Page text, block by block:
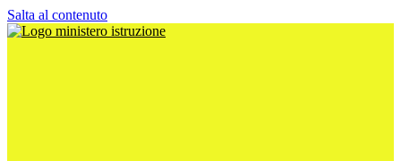
Salta al contenuto